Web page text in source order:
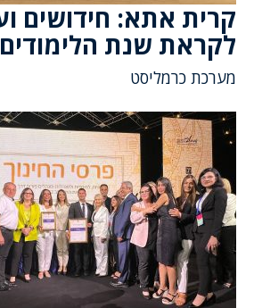
קרית אתא: חידושים
לקראת שנת
מערכת כרמליסט